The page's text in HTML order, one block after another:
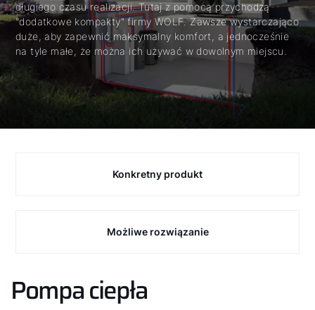
długiego czasu realizacji. Tutaj z pomocą przychodzą
"dodatkowe kompakty" firmy WOLF. Zawsze wystarczająco
duże, aby zapewnić maksymalny komfort, a jednocześnie
na tyle małe, że można ich używać w dowolnym miejscu.
Konkretny produkt
Możliwe rozwiązanie
Pompa ciepła